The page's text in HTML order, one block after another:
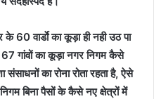
60 वार्डाे का कूड़ा ही नही उठ पा
गांवों का कूड़ा नगर निगम कैसे
का रोना रोता रहता है, ऐसे
बिना पैसों के कैसे नए क्षेत्रों में